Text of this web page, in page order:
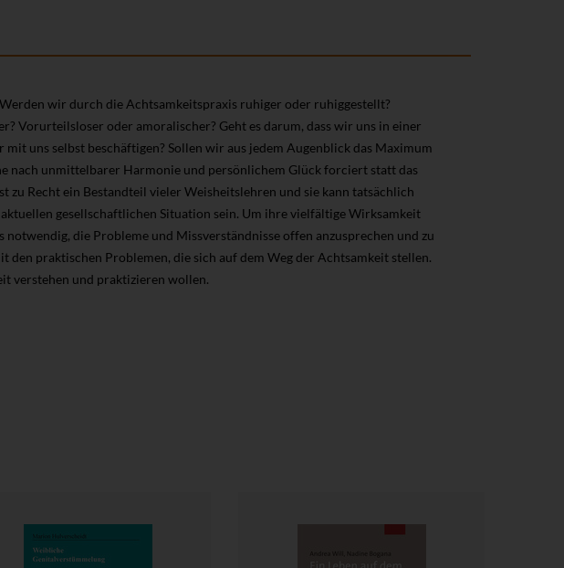
wir durch die Achtsamkeitspraxis ruhiger oder ruhiggestellt?
Vorurteilsloser oder amoralischer? Geht es darum, dass wir uns in einer
uns selbst beschäftigen? Sollen wir aus jedem Augenblick das Maximum
nach unmittelbarer Harmonie und persönlichem Glück forciert statt das
zu Recht ein Bestandteil vieler Weisheitslehren und sie kann tatsächlich
gesellschaftlichen Situation sein. Um ihre vielfältige Wirksamkeit
notwendig, die Probleme und Missverständnisse offen anzusprechen und zu
den praktischen Problemen, die sich auf dem Weg der Achtsamkeit stellen.
verstehen und praktizieren wollen.